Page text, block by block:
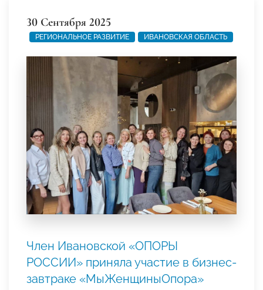
30 Сентября 2025
РЕГИОНАЛЬНОЕ РАЗВИТИЕ ИВАНОВСКАЯ ОБЛАСТЬ
Член Ивановской «ОПОРЫ
РОССИИ» приняла участие в бизнес-
завтраке «МыЖенщиныОпора»